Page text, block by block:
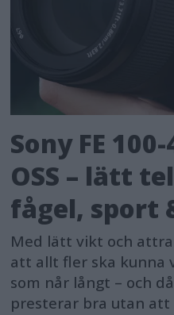
Sony FE
OSS – lätt
fågel, sport
Med lätt vikt och
att allt fler ska kunna
som når långt – och
presterar bra utan